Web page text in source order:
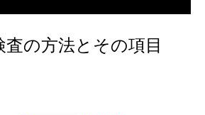
の方法とその項目